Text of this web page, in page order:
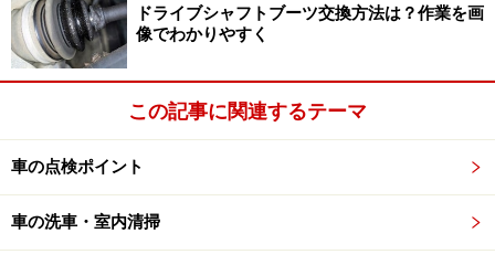
の映像を自動的に録画・保存してくれるドライブレコー
ダーを推奨します。
ドライブレコーダーの選び方 5つのポイン
ト
ドライブシャフトブーツ交換方法は？作業を画
像でわかりやすく
この記事に関連するテーマ
車の点検ポイント
車の洗車・室内清掃